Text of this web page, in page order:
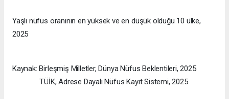
Yaşlı nüfus oranının en yüksek ve en düşük olduğu 10 ülke,
2025
Kaynak: Birleşmiş Milletler, Dünya Nüfus Beklentileri, 2025
TÜİK, Adrese Dayalı Nüfus Kayıt Sistemi, 2025